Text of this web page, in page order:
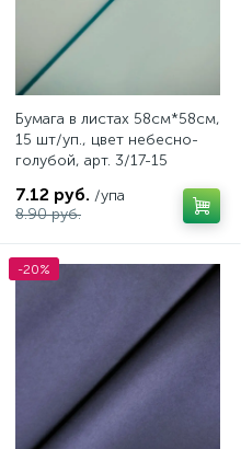
Бумага в листах 58см*58см,
15 шт/уп., цвет небесно-
голубой, арт. 3/17-15
7.12 руб. /упа
8.90 руб.
-20%